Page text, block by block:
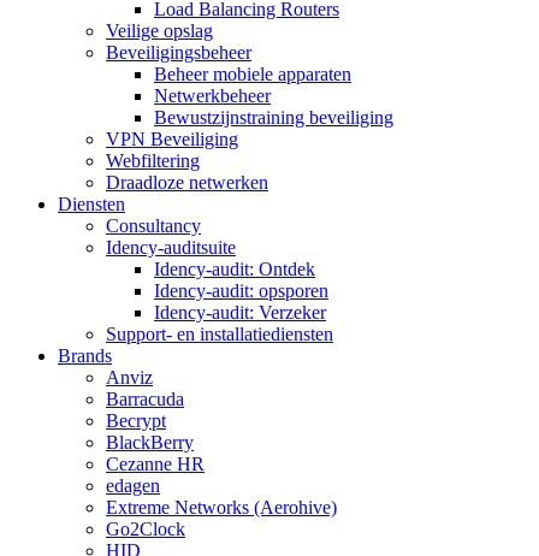
Load Balancing Routers
Veilige opslag
Beveiligingsbeheer
Beheer mobiele apparaten
Netwerkbeheer
Bewustzijnstraining beveiliging
VPN Beveiliging
Webfiltering
Draadloze netwerken
Diensten
Consultancy
Idency-auditsuite
Idency-audit: Ontdek
Idency-audit: opsporen
Idency-audit: Verzeker
Support- en installatiediensten
Brands
Anviz
Barracuda
Becrypt
BlackBerry
Cezanne HR
edagen
Extreme Networks (Aerohive)
Go2Clock
HID